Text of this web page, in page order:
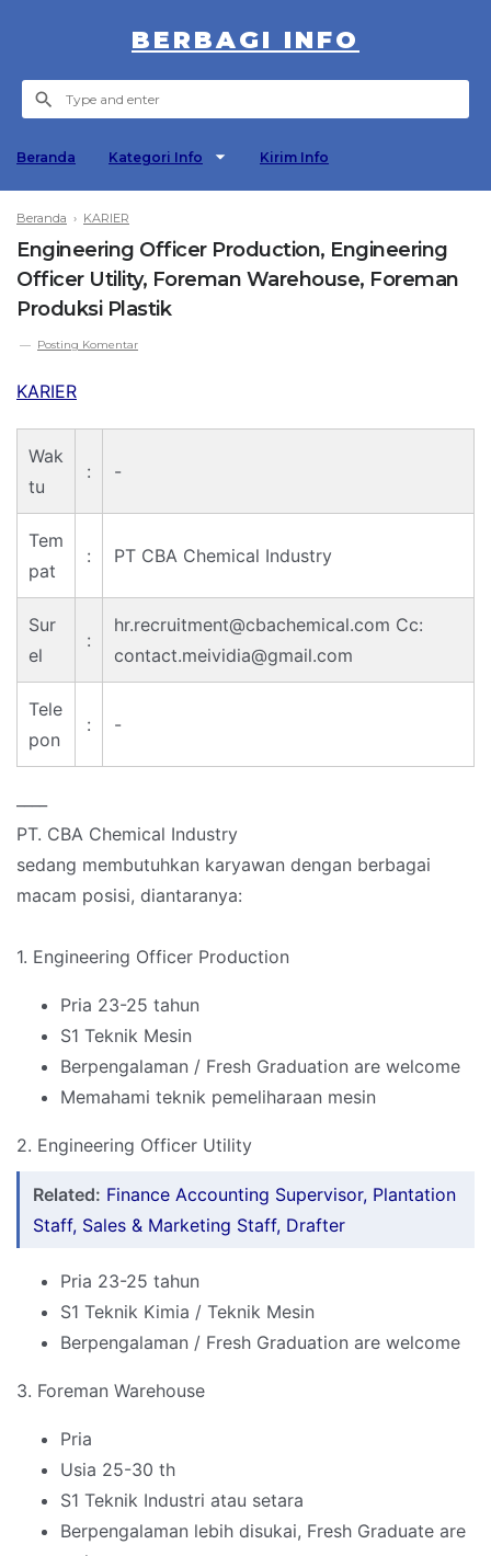
BERBAGI INFO
Beranda Kategori Info Kirim Info
Beranda › KARIER
Engineering Officer Production, Engineering
Officer Utility, Foreman Warehouse, Foreman
Produksi Plastik
Posting Komentar
KARIER
Wak
tu
: -
Tem
pat
: PT CBA Chemical Industry
Sur
el
:
hr.recruitment@cbachemical.com Cc:
contact.meividia@gmail.com
Tele
pon
: -
PT. CBA Chemical Industry
sedang membutuhkan karyawan dengan berbagai
macam posisi, diantaranya:
1. Engineering Officer Production
Pria 23-25 tahun
S1 Teknik Mesin
Berpengalaman / Fresh Graduation are welcome
Memahami teknik pemeliharaan mesin
2. Engineering Officer Utility
Related: Finance Accounting Supervisor, Plantation
Staff, Sales & Marketing Staff, Drafter
Pria 23-25 tahun
S1 Teknik Kimia / Teknik Mesin
Berpengalaman / Fresh Graduation are welcome
3. Foreman Warehouse
Pria
Usia 25-30 th
S1 Teknik Industri atau setara
Berpengalaman lebih disukai, Fresh Graduate are